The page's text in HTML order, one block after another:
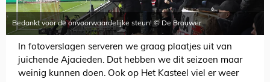
Bedankt voor de onvoorwaardelijke steun! © De Brouwer
In fotoverslagen serveren we graag plaatjes uit van
juichende Ajacieden. Dat hebben we dit seizoen maar
weinig kunnen doen. Ook op Het Kasteel viel er weer